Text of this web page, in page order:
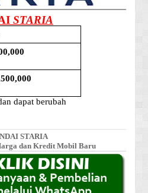
STARIA
dan Kredit Mobil Baru